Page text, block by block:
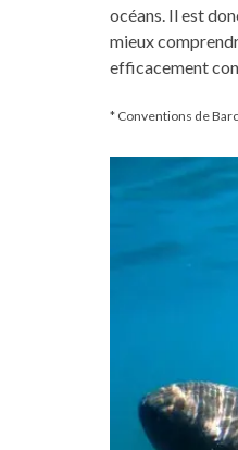
océans. Il est
mieux
efficacement
* Conventions de